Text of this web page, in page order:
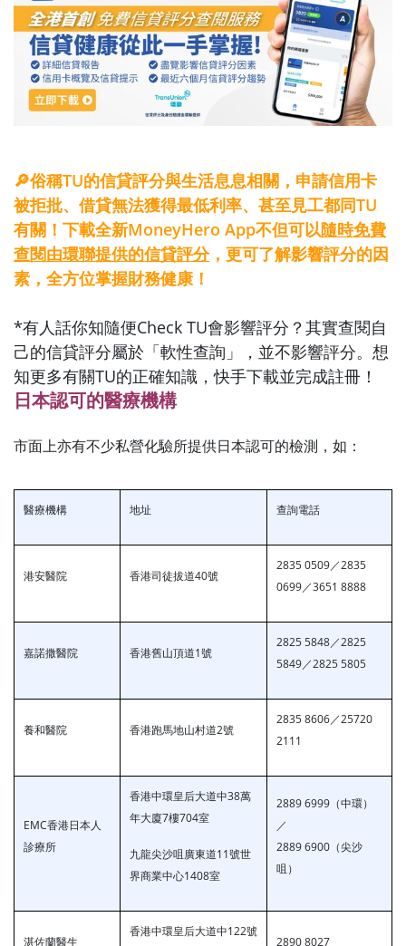
🔎俗稱TU的信貸評分與生活息息相關，申請信用卡
被拒批、借貸無法獲得最低利率、甚至見工都同TU
有關！下載全新MoneyHero App不但可以隨時免費
查閱由環聯提供的信貸評分，更可了解影響評分的因
素，全方位掌握財務健康！
*有人話你知隨便Check TU會影響評分？其實查閱自
己的信貸評分屬於「軟性查詢」，並不影響評分。 想
知更多有關TU的正確知識，快手下載並完成註冊！
日本認可的醫療機構
市面上亦有不少私營化驗所提供日本認可的檢測，如：
醫療機構 地址 查詢電話
港安醫院 香港司徒拔道40號
2835 0509／2835
0699／3651 8888
嘉諾撒醫院 香港舊山頂道1號
2825 5848／2825
5849／2825 5805
養和醫院 香港跑馬地山村道2號
2835 8606／25720
2111
EMC香港日本人
診療所
香港中環皇后大道中38萬
年大廈7樓704室
九龍尖沙咀廣東道11號世
界商業中心1408室
2889 6999（中環）
／
2889 6900（尖沙
咀）
湛佐蘭醫生
香港中環皇后大道中122號
2890 8027